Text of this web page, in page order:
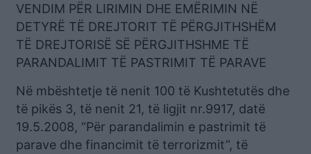
VENDIM PËR LIRIMIN DHE EMËRIMIN NË
DETYRË TË DREJTORIT TË PËRGJITHSHËM
TË DREJTORISË SË PËRGJITHSHME TË
PARANDALIMIT TË PASTRIMIT TË PARAVE
Në mbështetje të nenit 100 të Kushtetutës dhe
të pikës 3, të nenit 21, të ligjit nr.9917, datë
19.5.2008, “Për parandalimin e pastrimit të
parave dhe financimit të terrorizmit”, të